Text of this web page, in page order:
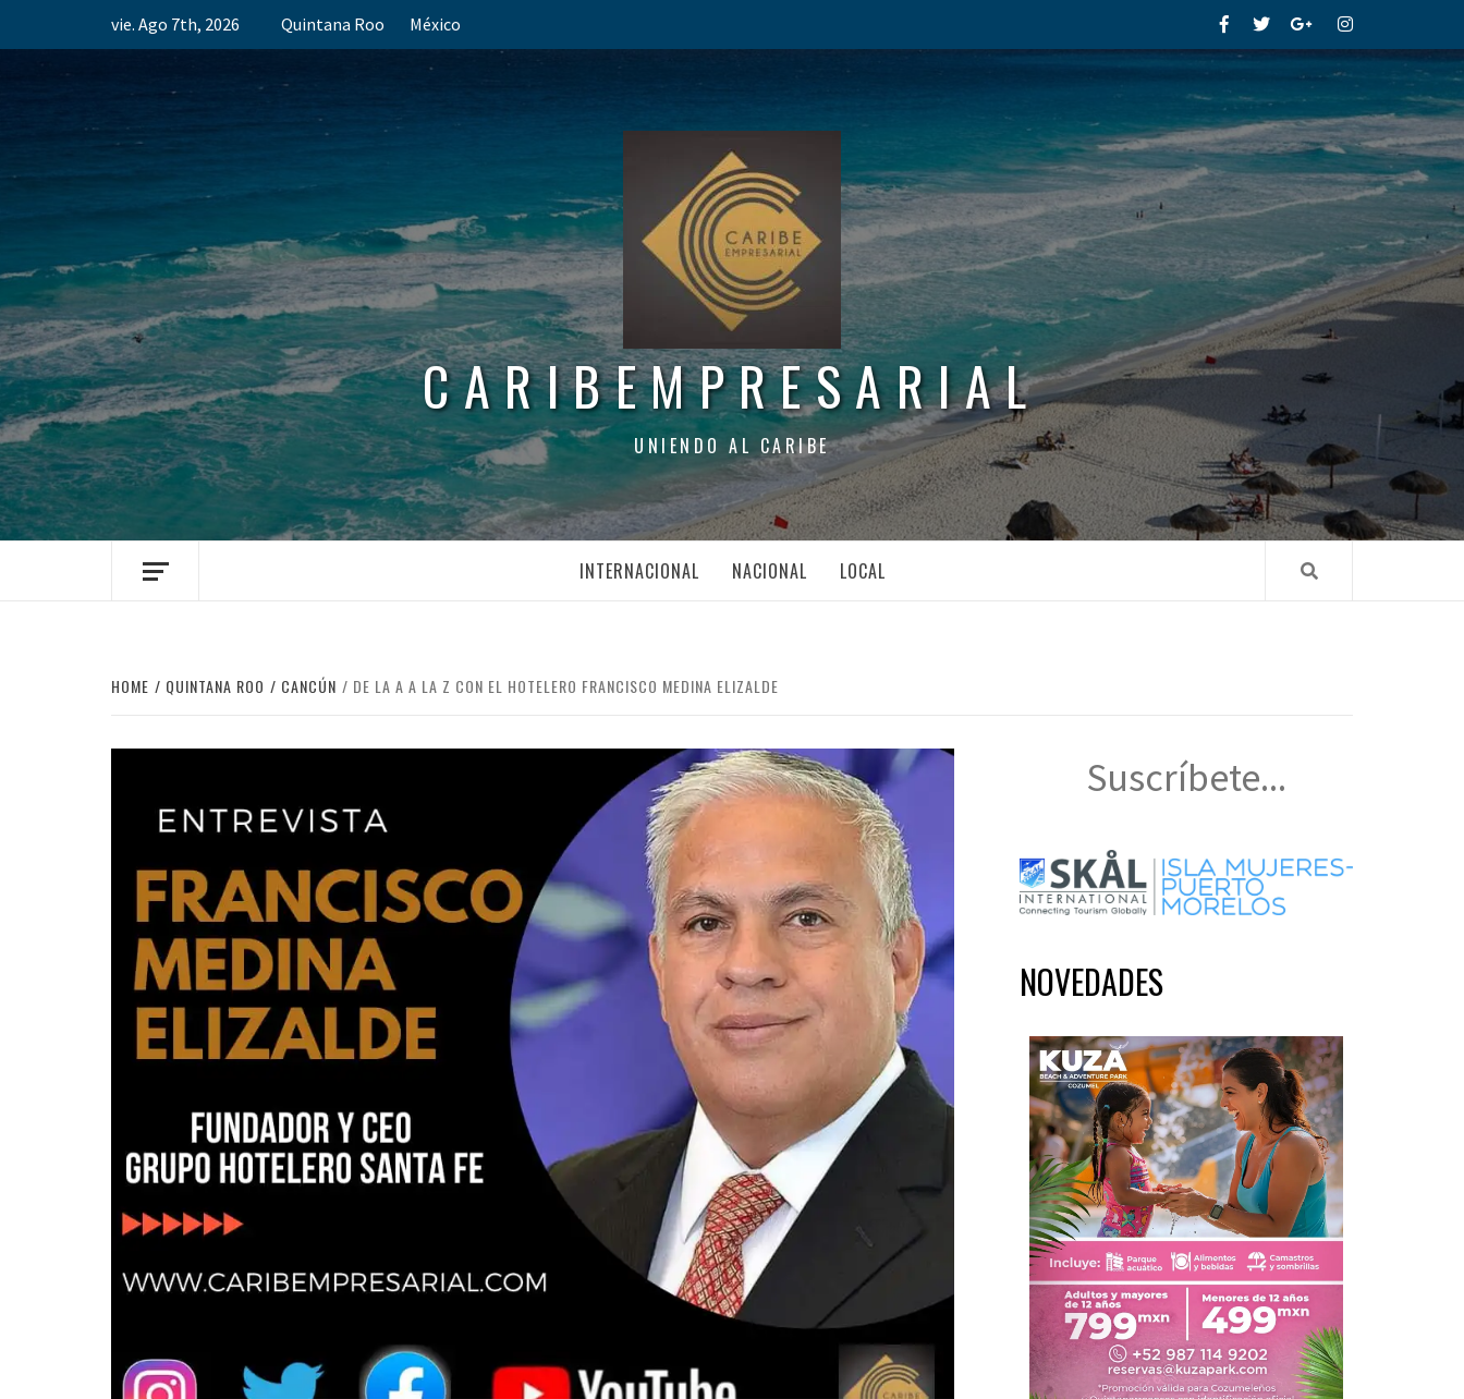
vie. Ago 7th, 2026 Quintana Roo México FacebookTwitterGoogle+Instagram
CARIBEMPRESARIAL
UNIENDO AL CARIBE
INTERNACIONAL NACIONAL LOCAL
HOME QUINTANA ROO CANCÚN DE LA A A LA Z CON EL HOTELERO FRANCISCO MEDINA ELIZALDE
Suscríbete...
NOVEDADES